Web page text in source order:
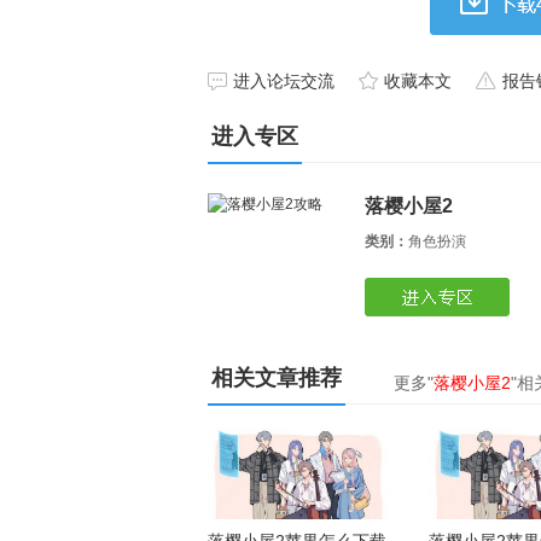
进入论坛交流 收藏本文 报告
进入专区
落樱小屋2
类别： 角色扮演
相关文章推荐 更多"落樱小屋2"相